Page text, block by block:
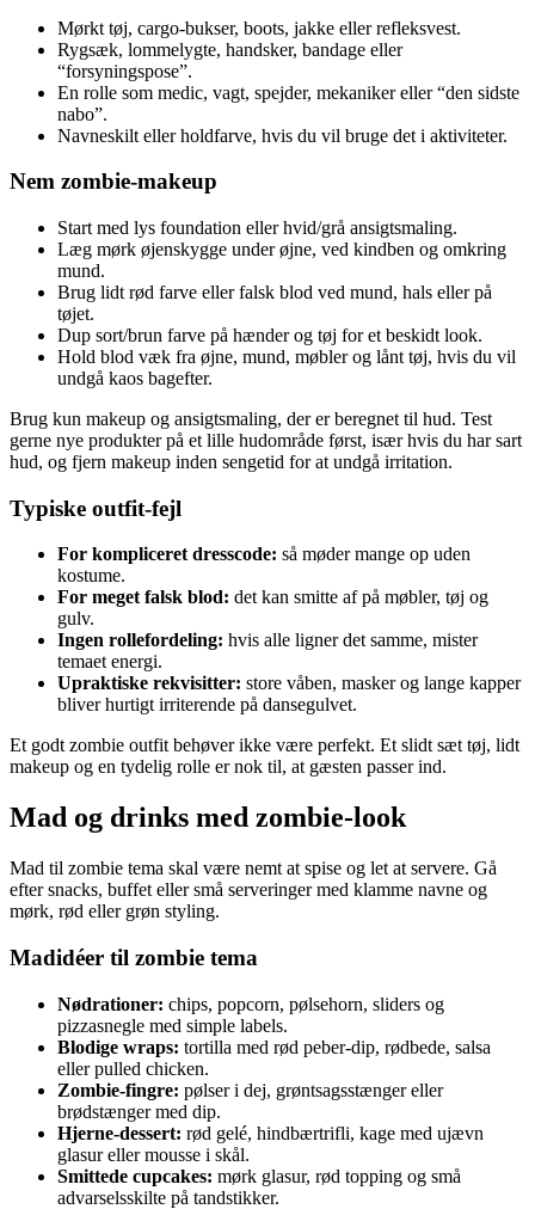
Mørkt tøj, cargo-bukser, boots, jakke eller refleksvest.
Rygsæk, lommelygte, handsker, bandage eller
“forsyningspose”.
En rolle som medic, vagt, spejder, mekaniker eller “den sidste
nabo”.
Navneskilt eller holdfarve, hvis du vil bruge det i aktiviteter.
Nem zombie-makeup
Start med lys foundation eller hvid/grå ansigtsmaling.
Læg mørk øjenskygge under øjne, ved kindben og omkring
mund.
Brug lidt rød farve eller falsk blod ved mund, hals eller på
tøjet.
Dup sort/brun farve på hænder og tøj for et beskidt look.
Hold blod væk fra øjne, mund, møbler og lånt tøj, hvis du vil
undgå kaos bagefter.
Brug kun makeup og ansigtsmaling, der er beregnet til hud. Test
gerne nye produkter på et lille hudområde først, især hvis du har sart
hud, og fjern makeup inden sengetid for at undgå irritation.
Typiske outfit-fejl
For kompliceret dresscode: så møder mange op uden
kostume.
For meget falsk blod: det kan smitte af på møbler, tøj og
gulv.
Ingen rollefordeling: hvis alle ligner det samme, mister
temaet energi.
Upraktiske rekvisitter: store våben, masker og lange kapper
bliver hurtigt irriterende på dansegulvet.
Et godt zombie outfit behøver ikke være perfekt. Et slidt sæt tøj, lidt
makeup og en tydelig rolle er nok til, at gæsten passer ind.
Mad og drinks med zombie-look
Mad til zombie tema skal være nemt at spise og let at servere. Gå
efter snacks, buffet eller små serveringer med klamme navne og
mørk, rød eller grøn styling.
Madidéer til zombie tema
Nødrationer: chips, popcorn, pølsehorn, sliders og
pizzasnegle med simple labels.
Blodige wraps: tortilla med rød peber-dip, rødbede, salsa
eller pulled chicken.
Zombie-fingre: pølser i dej, grøntsagsstænger eller
brødstænger med dip.
Hjerne-dessert: rød gelé, hindbærtrifli, kage med ujævn
glasur eller mousse i skål.
Smittede cupcakes: mørk glasur, rød topping og små
advarselsskilte på tandstikker.